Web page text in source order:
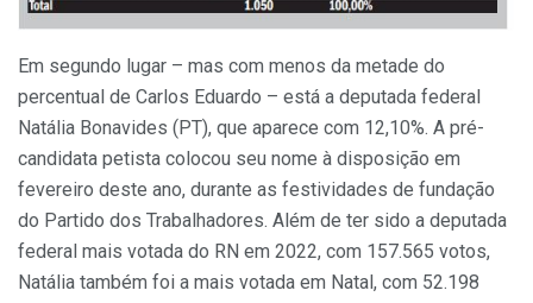
Em segundo lugar – mas com menos da metade do
percentual de Carlos Eduardo – está a deputada federal
Natália Bonavides (PT), que aparece com 12,10%. A pré-
candidata petista colocou seu nome à disposição em
fevereiro deste ano, durante as festividades de fundação
do Partido dos Trabalhadores. Além de ter sido a deputada
federal mais votada do RN em 2022, com 157.565 votos,
Natália também foi a mais votada em Natal, com 52.198